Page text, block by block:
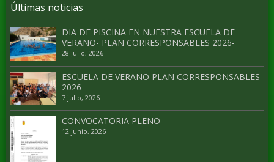
Últimas noticias
DIA DE PISCINA EN NUESTRA ESCUELA DE
VERANO- PLAN CORRESPONSABLES 2026-
28 julio, 2026
ESCUELA DE VERANO PLAN CORRESPONSABLES
2026
7 julio, 2026
CONVOCATORIA PLENO
12 junio, 2026